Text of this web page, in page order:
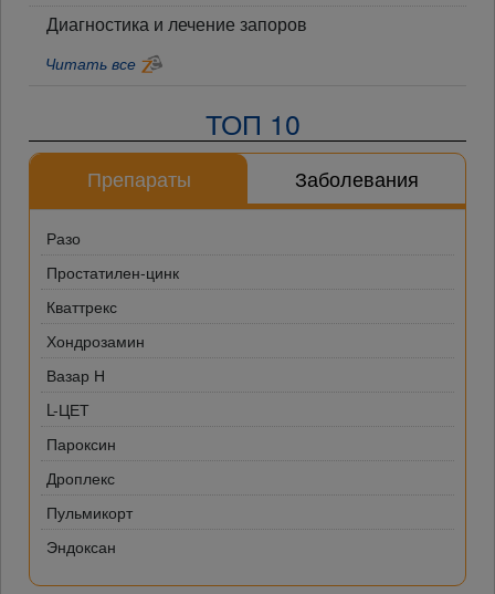
Диагностика и лечение запоров
Читать все
ТОП 10
Препараты Заболевания
Разо
Простатилен-цинк
Кваттрекс
Хондрозамин
Вазар Н
L-ЦЕТ
Пароксин
Дроплекс
Пульмикорт
Эндоксан